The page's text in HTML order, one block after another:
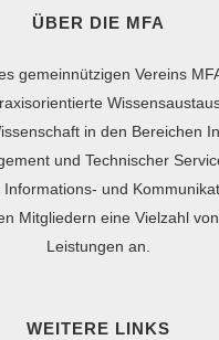
ÜBER DIE MFA
gemeinnützigen Vereins
in den Bereichen
und Technischer
und
Mitgliedern eine Vielzahl
Leistungen an.
WEITERE LINKS